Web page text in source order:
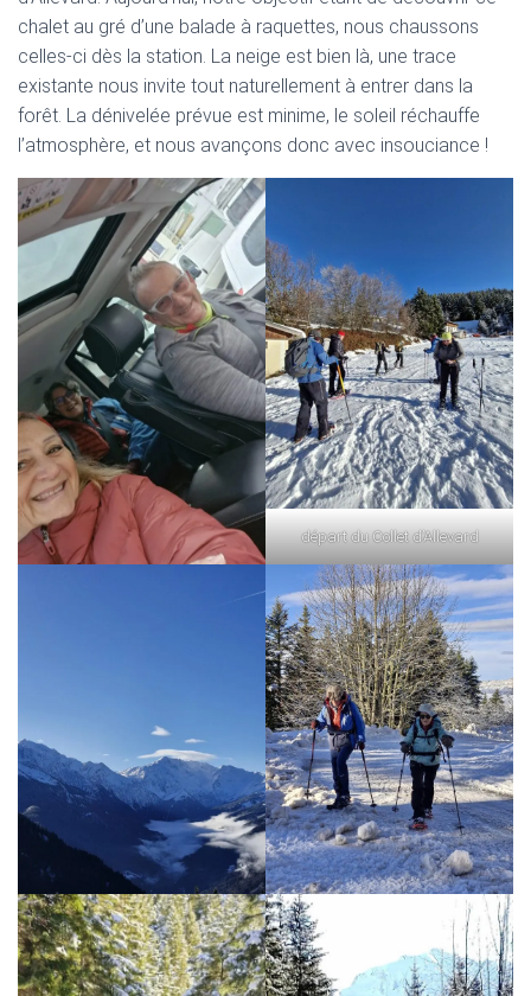
chalet au gré d’une balade à raquettes, nous chaussons
celles-ci dès la station. La neige est bien là, une trace
existante nous invite tout naturellement à entrer dans la
forêt. La dénivelée prévue est minime, le soleil réchauffe
l’atmosphère, et nous avançons donc avec insouciance !
départ du Collet d’Allevard